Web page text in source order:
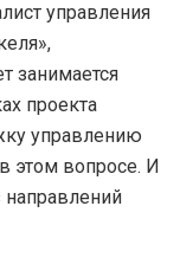
управления
занимается
проекта
управлению
этом вопросе. И
направлений